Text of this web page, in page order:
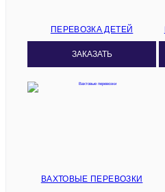
ПЕРЕВОЗКА ДЕТЕЙ
ЗАКАЗАТЬ
ВАХТОВЫЕ ПЕРЕВОЗКИ